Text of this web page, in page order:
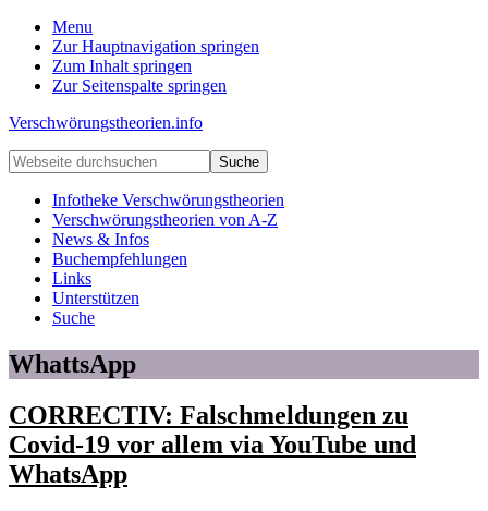
Menu
Zur Hauptnavigation springen
Zum Inhalt springen
Zur Seitenspalte springen
Verschwörungstheorien.info
Beiträge
zu
Merkmalen,
Funktionen
Risiken
konspirationistischen
Denkens
Webseite
durchsuchen
Infotheke Verschwörungstheorien
Verschwörungstheorien von A-Z
News & Infos
Buchempfehlungen
Links
Unterstützen
Suche
WhattsApp
CORRECTIV: Falschmeldungen zu
Covid-19 vor allem via YouTube und
WhatsApp